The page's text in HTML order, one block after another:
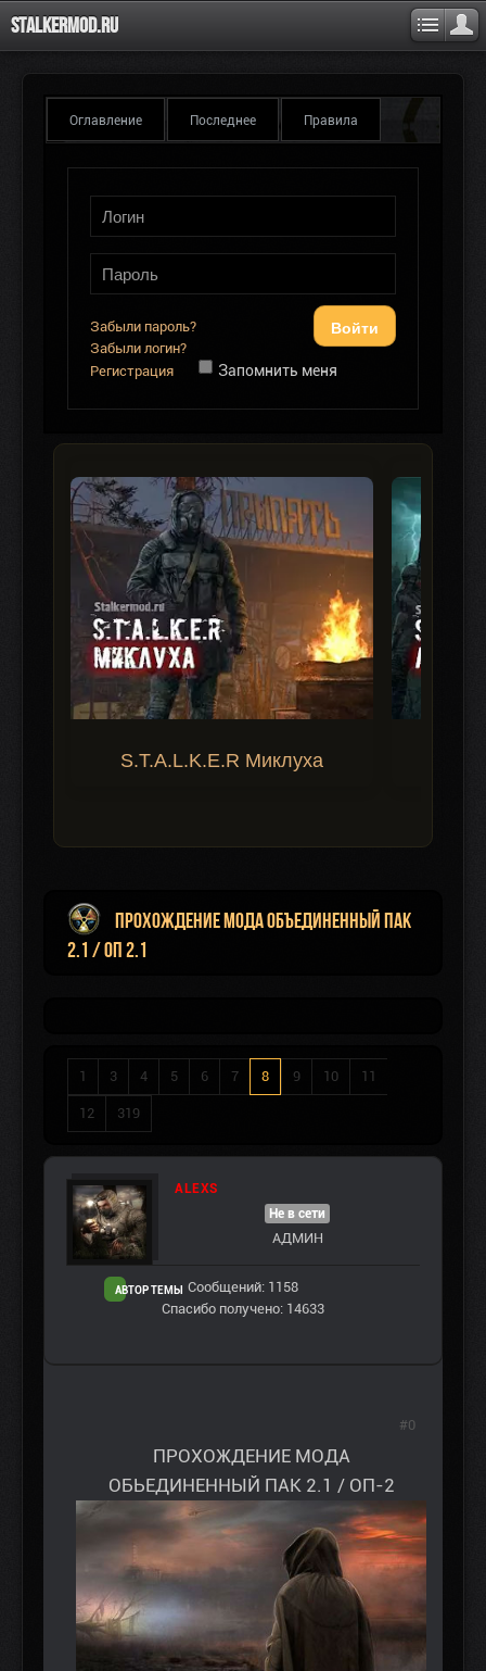
Stalkermod.ru
Оглавление Последнее Правила
Войти
Забыли пароль?
Забыли логин?
Регистрация
Запомнить меня
S.T.A.L.K.E.R Миклуха
Прохождение мода Объединенный Пак
2.1 / ОП 2.1
1 3 4 5 6 7 8 9 10 11
12 319
ALEXS
АВТОР ТЕМЫ
Не в сети
АДМИН
Сообщений: 1158
Спасибо получено: 14633
ПРОХОЖДЕНИЕ МОДА
ОБЬЕДИНЕННЫЙ ПАК 2.1 / ОП-2
#0